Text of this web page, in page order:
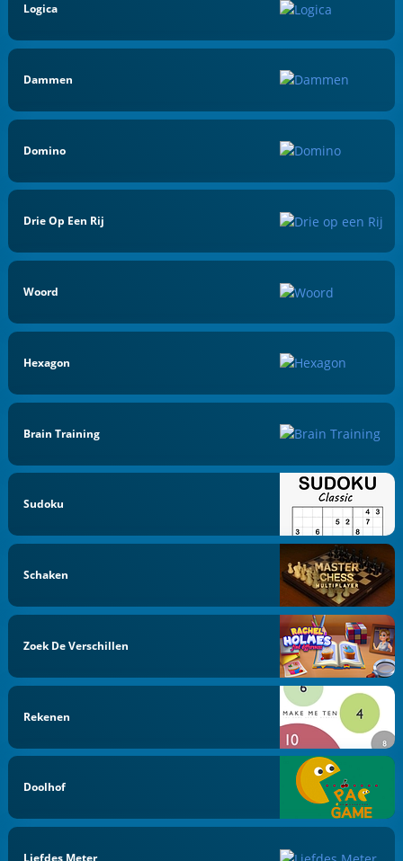
Logica
Dammen
Domino
Drie Op Een Rij
Woord
Hexagon
Brain Training
Sudoku
Schaken
Zoek De Verschillen
Rekenen
Doolhof
Liefdes Meter